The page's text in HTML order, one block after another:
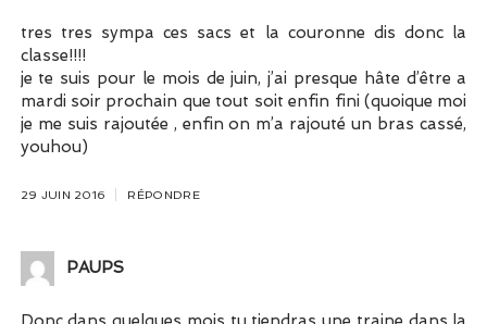
tres tres sympa ces sacs et la couronne dis donc la
classe!!!!
je te suis pour le mois de juin, j’ai presque hâte d’être a
mardi soir prochain que tout soit enfin fini (quoique moi
je me suis rajoutée , enfin on m’a rajouté un bras cassé,
youhou)
29 JUIN 2016 RÉPONDRE
PAUPS